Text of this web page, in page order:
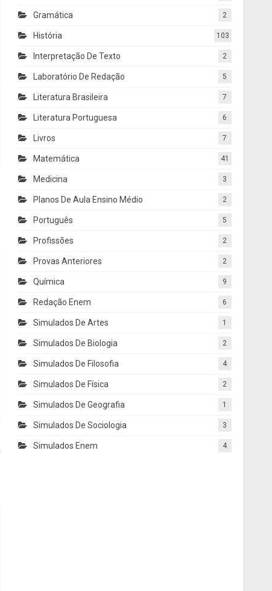
Gramática 2
História 103
Interpretação De Texto 2
Laboratório De Redação 5
Literatura Brasileira 7
Literatura Portuguesa 6
Livros 7
Matemática 41
Medicina 3
Planos De Aula Ensino Médio 2
Português 5
Profissões 2
Provas Anteriores 2
Química 9
Redação Enem 6
Simulados De Artes 1
Simulados De Biologia 2
Simulados De Filosofia 4
Simulados De Física 2
Simulados De Geografia 1
Simulados De Sociologia 3
Simulados Enem 4